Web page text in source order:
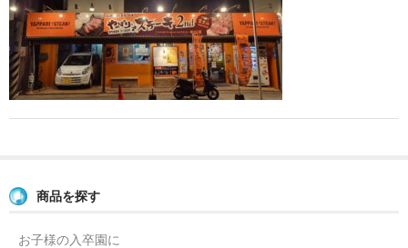
マイ箸・箸袋
ご利用ガイド
よくあるご質問
商品を探す
お子様の入卒園に